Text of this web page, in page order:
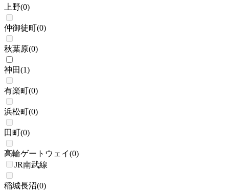
上野(0)
仲御徒町(0)
秋葉原(0)
神田(1)
有楽町(0)
浜松町(0)
田町(0)
高輪ゲートウェイ(0)
JR南武線
稲城長沼(0)